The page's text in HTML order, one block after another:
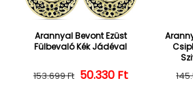
Arannyal Bevont Ezüst
Fülbevaló Kék Jádéval
Normál ár
153.699 Ft Kedvezményes ár
50.330 Ft